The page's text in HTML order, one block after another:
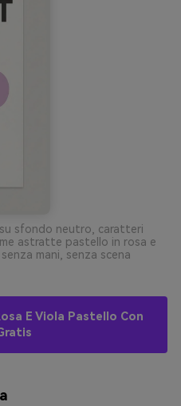
sfondo neutro, caratteri
astratte pastello in rosa e
mani, senza scena
E Viola Pastello Con